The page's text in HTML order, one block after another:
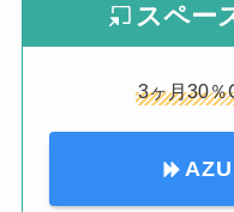
スペー
3ヶ月30％